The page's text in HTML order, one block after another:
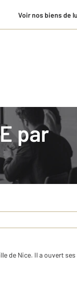
Voir nos biens de
par
au détour de
CENTURY ...
de Nice. Il a ouvert